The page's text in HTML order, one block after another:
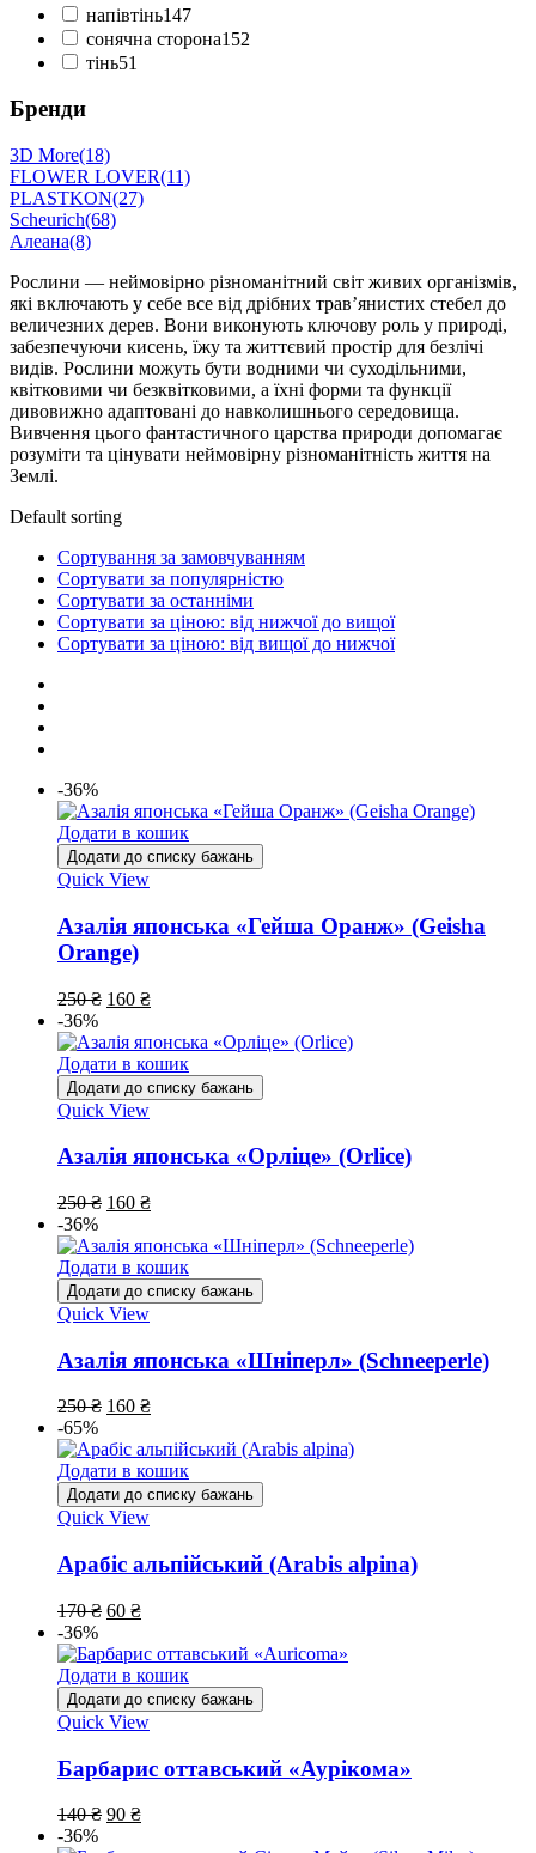
напівтінь147
сонячна сторона152
тінь51
Бренди
3D More(18)
FLOWER LOVER(11)
PLASTKON(27)
Scheurich(68)
Алеана(8)
Рослини — неймовірно різноманітний світ живих організмів,
які включають у себе все від дрібних трав’янистих стебел до
величезних дерев. Вони виконують ключову роль у природі,
забезпечуючи кисень, їжу та життєвий простір для безлічі
видів. Рослини можуть бути водними чи суходільними,
квітковими чи безквітковими, а їхні форми та функції
дивовижно адаптовані до навколишнього середовища.
Вивчення цього фантастичного царства природи допомагає
розуміти та цінувати неймовірну різноманітність життя на
Землі.
Default sorting
Сортування за замовчуванням
Сортувати за популярністю
Сортувати за останніми
Сортувати за ціною: від нижчої до вищої
Сортувати за ціною: від вищої до нижчої
-36%
Додати в кошик
Додати до списку бажань
Quick View
Азалія японська «Гейша Оранж» (Geisha
Orange)
250₴ 160 ₴
-36%
Додати в кошик
Додати до списку бажань
Quick View
Азалія японська «Орліце» (Orlice)
250₴ 160 ₴
-36%
Додати в кошик
Додати до списку бажань
Quick View
Азалія японська «Шніперл» (Schneeperle)
250₴ 160 ₴
-65%
Додати в кошик
Додати до списку бажань
Quick View
Арабіс альпійський (Arabis alpina)
170₴ 60 ₴
-36%
Додати в кошик
Додати до списку бажань
Quick View
Барбарис оттавський «Аурікома»
140₴ 90 ₴
-36%